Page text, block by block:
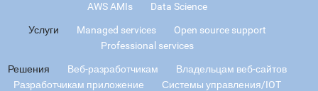
AWS AMIs
Data Science
Услуги Managed services
Open source support
Professional services
Решения Веб-разработчикам
Владельцам веб-сайтов
Разработчикам приложение
Системы управления/IOT